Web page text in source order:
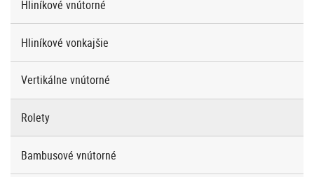
Hliníkové vnútorné
Hliníkové vonkajšie
Vertikálne vnútorné
Rolety
Bambusové vnútorné